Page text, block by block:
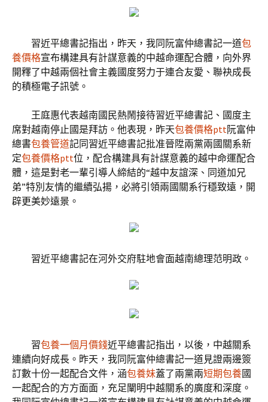
習近平總書記指出，昨天，我同阮富仲總書記一道包
養價格宣布構建具有計謀意義的中越命運配合體，向外界
開釋了中越兩個社會主義國度努力于連合友愛、聯袂成長
的積極電子訊號。
王庭惠代表越南國民熱鬧接待習近平總書記、國度主
席對越南停止國是拜訪。他表現，昨天包養價格ptt阮富仲
總書包養管道記同習近平總書記批准晉陞兩黨兩國關系新
定包養價格ptt位，配合構建具有計謀意義的越中命運配合
體，這是對老一輩引導人締結的“越中友誼深、同道加兄
弟”特別友情的繼續弘揚，必將引領兩國關系行穩致遠，開
辟更美妙遠景。
習近平總書記在河外交府駐地會面越南總理范明政。
習包養一個月價錢近平總書記指出，以後，中越關系
連續向好成長。昨天，我同阮富仲總書記一道見證兩邊簽
訂數十份一起配合文件，涵包養妹蓋了兩黨兩短期包養國
一起配合的方方面面，充足闡明中越關系的廣度和深度。